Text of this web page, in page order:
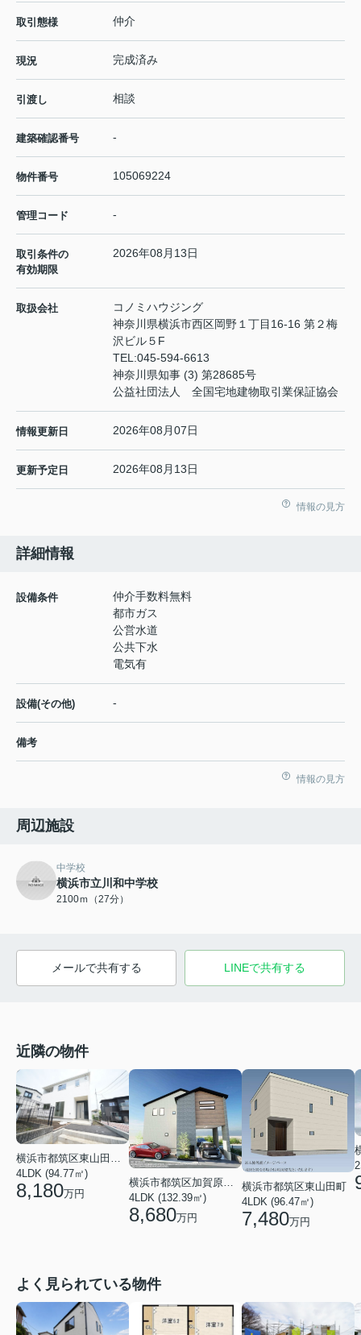
取引態様 仲介
現況 完成済み
引渡し 相談
建築確認番号 -
物件番号 105069224
管理コード -
取引条件の
有効期限
2026年08月13日
取扱会社
コノミハウジング
神奈川県横浜市西区岡野１丁目16-16 第２梅
沢ビル５F
TEL:045-594-6613
神奈川県知事 (3) 第28685号
公益社団法人 全国宅地建物取引業保証協会
情報更新日 2026年08月07日
更新予定日 2026年08月13日
情報の見方
詳細情報
設備条件
仲介手数料無料
都市ガス
公営水道
公共下水
電気有
設備(その他) -
備考
情報の見方
周辺施設
中学校
横浜市立川和中学校
2100ｍ（27分）
メールで共有する LINEで共有する
近隣の物件
横浜市都筑区東山田１丁目
4LDK (94.77㎡)
8,180万円
横浜市都筑区加賀原１丁目
4LDK (132.39㎡)
8,680万円
横浜市都筑区東山田町
4LDK (96.47㎡)
7,480万円
よく見られている物件